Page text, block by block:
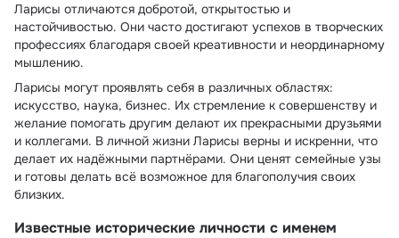
Ларисы отличаются добротой, открытостью и
настойчивостью. Они часто достигают успехов в творческих
профессиях благодаря своей креативности и неординарному
мышлению.
Ларисы могут проявлять себя в различных областях:
искусство, наука, бизнес. Их стремление к совершенству и
желание помогать другим делают их прекрасными друзьями
и коллегами. В личной жизни Ларисы верны и искренни, что
делает их надёжными партнёрами. Они ценят семейные узы
и готовы делать всё возможное для благополучия своих
близких.
Известные исторические личности с именем